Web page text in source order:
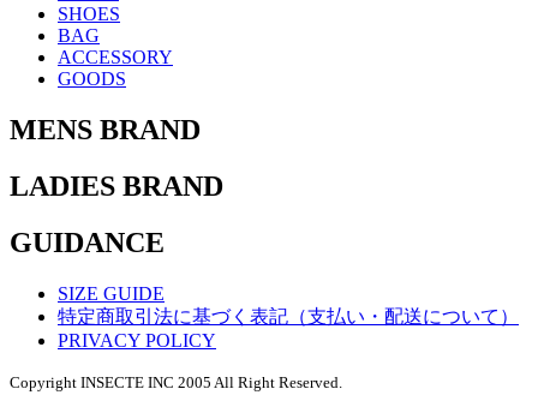
SHOES
BAG
ACCESSORY
GOODS
MENS BRAND
LADIES BRAND
GUIDANCE
SIZE GUIDE
特定商取引法に基づく表記（支払い・配送について）
PRIVACY POLICY
Copyright INSECTE INC 2005 All Right Reserved.